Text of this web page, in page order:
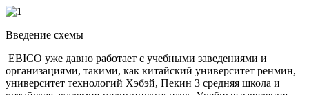
Введение схемы
EBICO уже давно работает с учебными заведениями и
организациями, такими, как китайский университет ренмин,
университет технологий Хэбэй, Пекин 3 средняя школа и